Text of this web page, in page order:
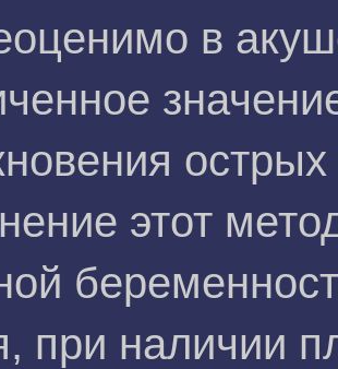
в
этот
при наличии